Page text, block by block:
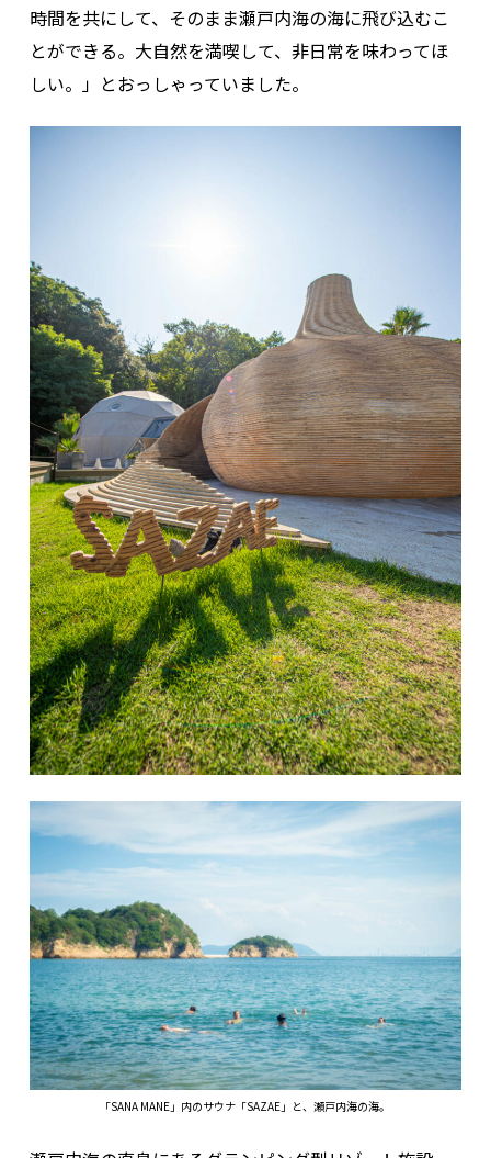
時間を共にして、そのまま瀬戸内海の海に飛び込むこ
とができる。大自然を満喫して、非日常を味わってほ
しい。」とおっしゃっていました。
「SANA MANE」内のサウナ「SAZAE」と、瀬戸内海の海。